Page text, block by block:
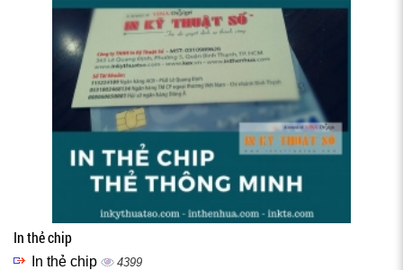
In thẻ chip
In thẻ chip 4399